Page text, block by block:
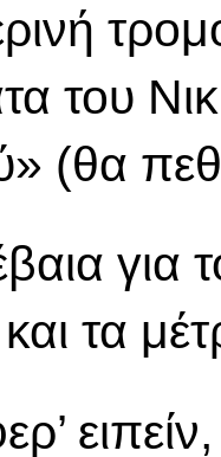
του
(θα
για
τα